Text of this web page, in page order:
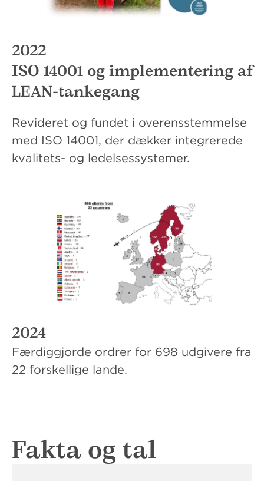
2022
ISO 14001 og implementering af
LEAN-tankegang
Revideret og fundet i overensstemmelse
med ISO 14001, der dækker integrerede
kvalitets- og ledelsessystemer.
2024
Færdiggjorde ordrer for 698 udgivere fra
22 forskellige lande.
Fakta og tal